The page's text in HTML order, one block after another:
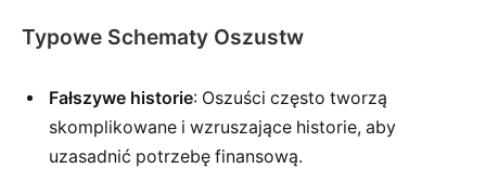
Typowe Schematy Oszustw
Fałszywe historie: Oszuści często tworzą
skomplikowane i wzruszające historie, aby
uzasadnić potrzebę finansową.